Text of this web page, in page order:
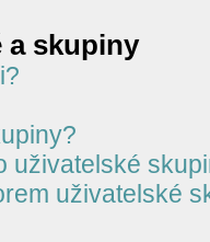
a skupiny
uživatelské
uživatelské